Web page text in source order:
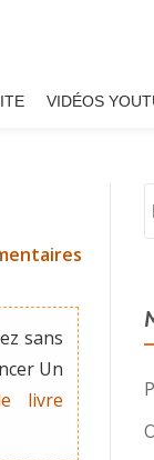
VIDÉOS
sans
Un
livre